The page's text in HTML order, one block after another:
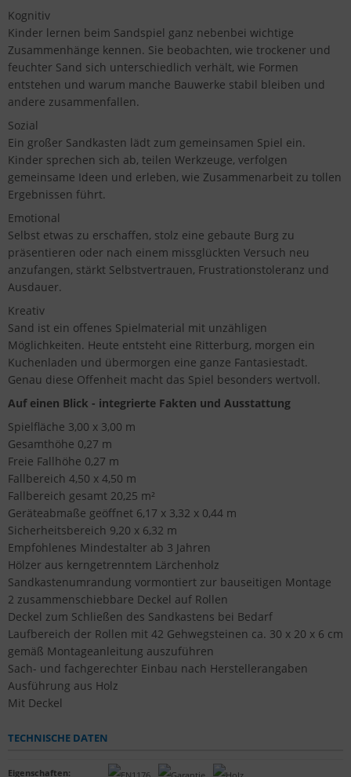
Kognitiv
Kinder lernen beim Sandspiel ganz nebenbei wichtige
Zusammenhänge kennen. Sie beobachten, wie trockener und
feuchter Sand sich unterschiedlich verhält, wie Formen
entstehen und warum manche Bauwerke stabil bleiben und
andere zusammenfallen.
Sozial
Ein großer Sandkasten lädt zum gemeinsamen Spiel ein.
Kinder sprechen sich ab, teilen Werkzeuge, verfolgen
gemeinsame Ideen und erleben, wie Zusammenarbeit zu tollen
Ergebnissen führt.
Emotional
Selbst etwas zu erschaffen, stolz eine gebaute Burg zu
präsentieren oder nach einem missglückten Versuch neu
anzufangen, stärkt Selbstvertrauen, Frustrationstoleranz und
Ausdauer.
Kreativ
Sand ist ein offenes Spielmaterial mit unzähligen
Möglichkeiten. Heute entsteht eine Ritterburg, morgen ein
Kuchenladen und übermorgen eine ganze Fantasiestadt.
Genau diese Offenheit macht das Spiel besonders wertvoll.
Auf einen Blick - integrierte Fakten und Ausstattung
Spielfläche 3,00 x 3,00 m
Gesamthöhe 0,27 m
Freie Fallhöhe 0,27 m
Fallbereich 4,50 x 4,50 m
Fallbereich gesamt 20,25 m²
Geräteabmaße geöffnet 6,17 x 3,32 x 0,44 m
Sicherheitsbereich 9,20 x 6,32 m
Empfohlenes Mindestalter ab 3 Jahren
Hölzer aus kerngetrenntem Lärchenholz
Sandkastenumrandung vormontiert zur bauseitigen Montage
2 zusammenschiebbare Deckel auf Rollen
Deckel zum Schließen des Sandkastens bei Bedarf
Laufbereich der Rollen mit 42 Gehwegsteinen ca. 30 x 20 x 6 cm
gemäß Montageanleitung auszuführen
Sach- und fachgerechter Einbau nach Herstellerangaben
Ausführung aus Holz
Mit Deckel
TECHNISCHE DATEN
Eigenschaften: